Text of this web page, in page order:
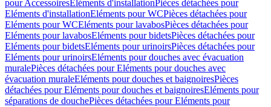
pour AccessoiresEléments d'installationPièces détachées pour
Eléments d'installationEléments pour WCPièces détachées pour
Eléments pour WCEléments pour lavabosPièces détachées pour
Eléments pour lavabosEléments pour bidetsPièces détachées pour
Eléments pour bidetsEléments pour urinoirsPièces détachées pour
Eléments pour urinoirsEléments pour douches avec évacuation
muralePièces détachées pour Eléments pour douches avec
évacuation muraleEléments pour douches et baignoiresPièces
détachées pour Eléments pour douches et baignoiresEléments pour
séparations de douchePièces détachées pour Eléments pour